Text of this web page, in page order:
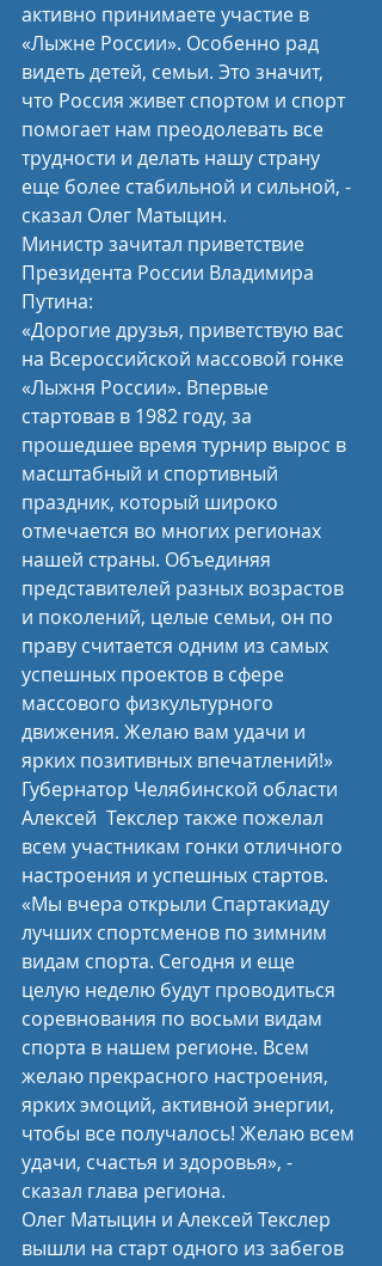
активно принимаете участие в
«Лыжне России». Особенно рад
видеть детей, семьи. Это значит,
что Россия живет спортом и спорт
помогает нам преодолевать все
трудности и делать нашу страну
еще более стабильной и сильной, -
сказал Олег Матыцин.
Министр зачитал приветствие
Президента России Владимира
Путина:
«Дорогие друзья, приветствую вас
на Всероссийской массовой гонке
«Лыжня России». Впервые
стартовав в 1982 году, за
прошедшее время турнир вырос в
масштабный и спортивный
праздник, который широко
отмечается во многих регионах
нашей страны. Объединяя
представителей разных возрастов
и поколений, целые семьи, он по
праву считается одним из самых
успешных проектов в сфере
массового физкультурного
движения. Желаю вам удачи и
ярких позитивных впечатлений!»
Губернатор Челябинской области
Алексей  Текслер также пожелал
всем участникам гонки отличного
настроения и успешных стартов.
«Мы вчера открыли Спартакиаду
лучших спортсменов по зимним
видам спорта. Сегодня и еще
целую неделю будут проводиться
соревнования по восьми видам
спорта в нашем регионе. Всем
желаю прекрасного настроения,
ярких эмоций, активной энергии,
чтобы все получалось! Желаю всем
удачи, счастья и здоровья», -
сказал глава региона.
Олег Матыцин и Алексей Текслер
вышли на старт одного из забегов